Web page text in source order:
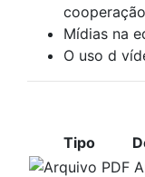
cooperação
Mídias na
O uso d
Tipo